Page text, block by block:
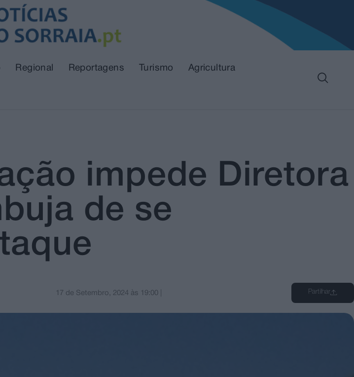
Regional Reportagens Turismo Agricultura
impede Diretora
de se
17 de Setembro, 2024 às 19:00 Partilhar